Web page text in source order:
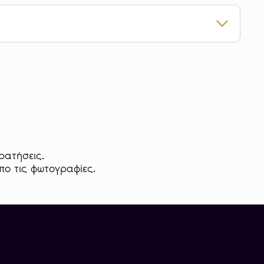
νόμισμα φέρει εντός στεφάνου την
και τη χρονολογία κοπής, ενώ
τις φωτογραφίες.